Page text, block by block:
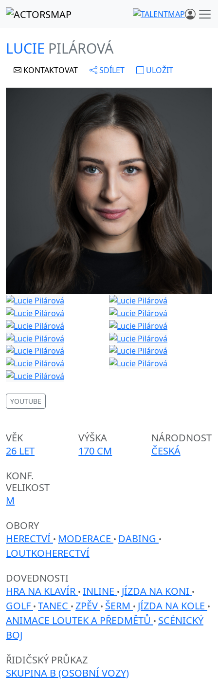
LUCIE PILÁROVÁ
KONTAKTOVAT SDÍLET ULOŽIT
YOUTUBE
VĚK
26 LET
VÝŠKA
170 CM
NÁRODNOST
ČESKÁ
KONF.
VELIKOST
M
OBORY
HERECTVÍ • MODERACE • DABING •
LOUTKOHERECTVÍ
DOVEDNOSTI
HRA NA KLAVÍR • INLINE • JÍZDA NA KONI •
GOLF • TANEC • ZPĚV • ŠERM • JÍZDA NA KOLE •
ANIMACE LOUTEK A PŘEDMĚTŮ • SCÉNICKÝ
BOJ
ŘIDIČSKÝ PRŮKAZ
SKUPINA B (OSOBNÍ VOZY)